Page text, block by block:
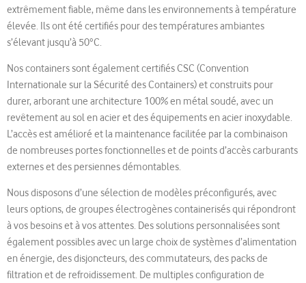
extrêmement fiable, même dans les environnements à température
élevée. Ils ont été certifiés pour des températures ambiantes
s’élevant jusqu’à 50°C.
Nos containers sont également certifiés CSC (Convention
Internationale sur la Sécurité des Containers) et construits pour
durer, arborant une architecture 100% en métal soudé, avec un
revêtement au sol en acier et des équipements en acier inoxydable.
L’accès est amélioré et la maintenance facilitée par la combinaison
de nombreuses portes fonctionnelles et de points d’accès carburants
externes et des persiennes démontables.
Nous disposons d’une sélection de modèles préconfigurés, avec
leurs options, de groupes électrogènes containerisés qui répondront
à vos besoins et à vos attentes. Des solutions personnalisées sont
également possibles avec un large choix de systèmes d’alimentation
en énergie, des disjoncteurs, des commutateurs, des packs de
filtration et de refroidissement. De multiples configuration de